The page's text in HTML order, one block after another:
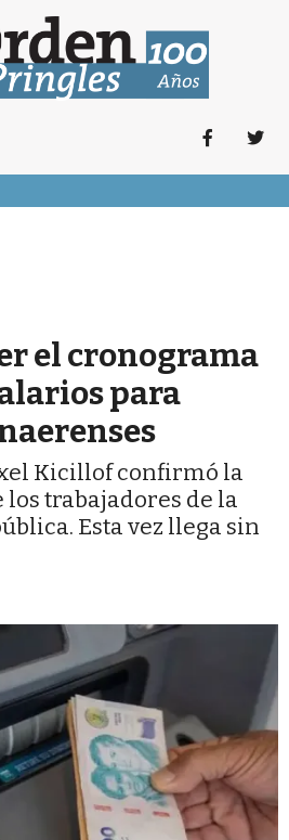
el cronograma
para
Kicillof confirmó la
los trabajadores de la
Esta vez llega sin